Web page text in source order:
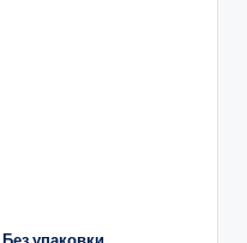
Без упаковки